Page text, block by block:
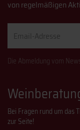
von regelmäßigen
Adresse
Die Abmeldung vom
Bei Fragen rund um das
zur Seite!